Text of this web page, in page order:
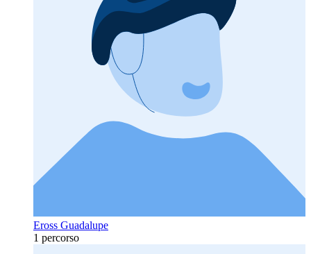
Eross Guadalupe
1 percorso